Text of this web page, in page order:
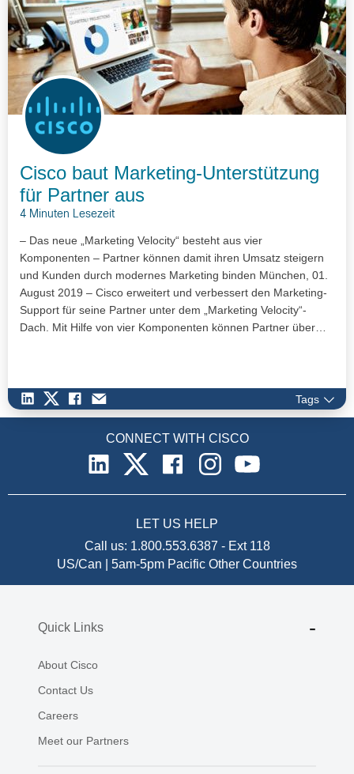
Cisco baut Marketing-Unterstützung
für Partner aus
4 Minuten Lesezeit
– Das neue „Marketing Velocity“ besteht aus vier
Komponenten – Partner können damit ihren Umsatz steigern
und Kunden durch modernes Marketing binden München, 01.
August 2019 – Cisco erweitert und verbessert den Marketing-
Support für seine Partner unter dem „Marketing Velocity“-
Dach. Mit Hilfe von vier Komponenten können Partner über…
Tags
CONNECT WITH CISCO
LET US HELP
Call us: 1.800.553.6387 - Ext 118
US/Can | 5am-5pm Pacific Other Countries